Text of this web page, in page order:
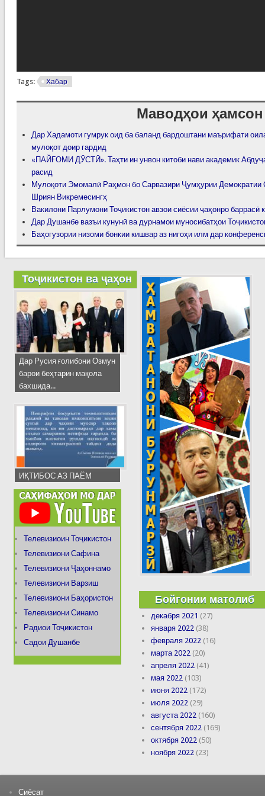
Tags: Хабар
Маводҳои ҳамсон
Дар Хадамоти гумрук оид ба баланд бардоштани маърифати
мулоқот доир гардид
«ПАЙҒОМИ ДӮСТӢ». Таҳти ин унвон китоби нави академик
расид
Мулоқоти Эмомалӣ Раҳмон бо Сарвазири Ҷумҳурии
Шриян Викремесингҳ
Вакилони Парлумони Тоҷикистон авзои сиёсии ҷаҳонро баррасӣ
Дар Душанбе вазъи кунунӣ ва дурнамои муносибатҳои
Баҳогузории низоми бонкии кишвар аз нигоҳи илм дар
Тоҷикистон ва ҷаҳон
Дар Русия ғолибони Озмун
барои беҳтарин мақола
бахшида...
ИҚТИБОС АЗ ПАЁМ
Телевизиоин Тоҷикистон
Телевизиони Сафина
Телевизиони Ҷаҳоннамо
Телевизиони Варзиш
Телевизиони Баҳористон
Телевизиони Синамо
Радиои Тоҷикистон
Садои Душанбе
Бойгонии матолиб
декабря 2021 (27)
января 2022 (38)
февраля 2022 (16)
марта 2022 (20)
апреля 2022 (41)
мая 2022 (103)
июня 2022 (172)
июля 2022 (29)
августа 2022 (160)
сентября 2022 (169)
октября 2022 (50)
ноября 2022 (23)
Сиёсат